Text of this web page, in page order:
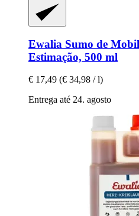
Ewalia Sumo de
Estimação, 500 ml
€ 17,49 (€ 34,98 / l)
Entrega até 24. agosto